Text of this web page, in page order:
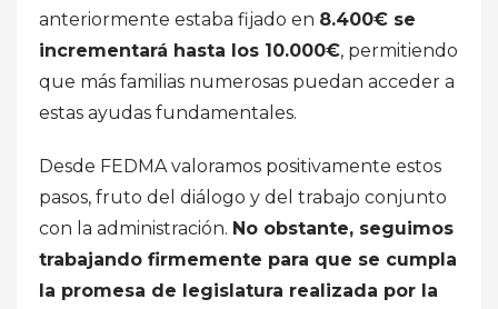
anteriormente estaba fijado en 8.400€ se
incrementará hasta los 10.000€, permitiendo
que más familias numerosas puedan acceder a
estas ayudas fundamentales.
Desde FEDMA valoramos positivamente estos
pasos, fruto del diálogo y del trabajo conjunto
con la administración. No obstante, seguimos
trabajando firmemente para que se cumpla
la promesa de legislatura realizada por la